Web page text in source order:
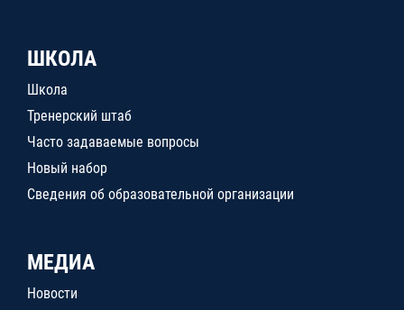
ШКОЛА
Школа
Тренерский штаб
Часто задаваемые вопросы
Новый набор
Сведения об образовательной организации
МЕДИА
Новости